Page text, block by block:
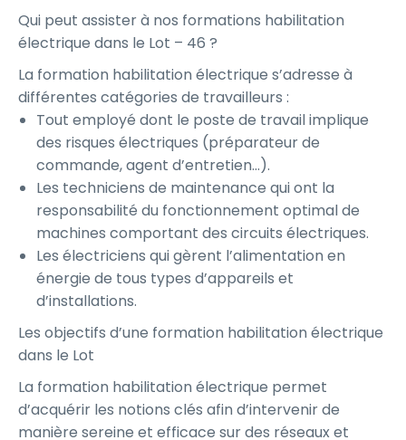
Qui peut assister à nos formations habilitation
électrique dans le Lot – 46 ?
La formation habilitation électrique s’adresse à
différentes catégories de travailleurs :
Tout employé dont le poste de travail implique
des risques électriques (préparateur de
commande, agent d’entretien…).
Les techniciens de maintenance qui ont la
responsabilité du fonctionnement optimal de
machines comportant des circuits électriques.
Les électriciens qui gèrent l’alimentation en
énergie de tous types d’appareils et
d’installations.
Les objectifs d’une formation habilitation électrique
dans le Lot
La formation habilitation électrique permet
d’acquérir les notions clés afin d’intervenir de
manière sereine et efficace sur des réseaux et